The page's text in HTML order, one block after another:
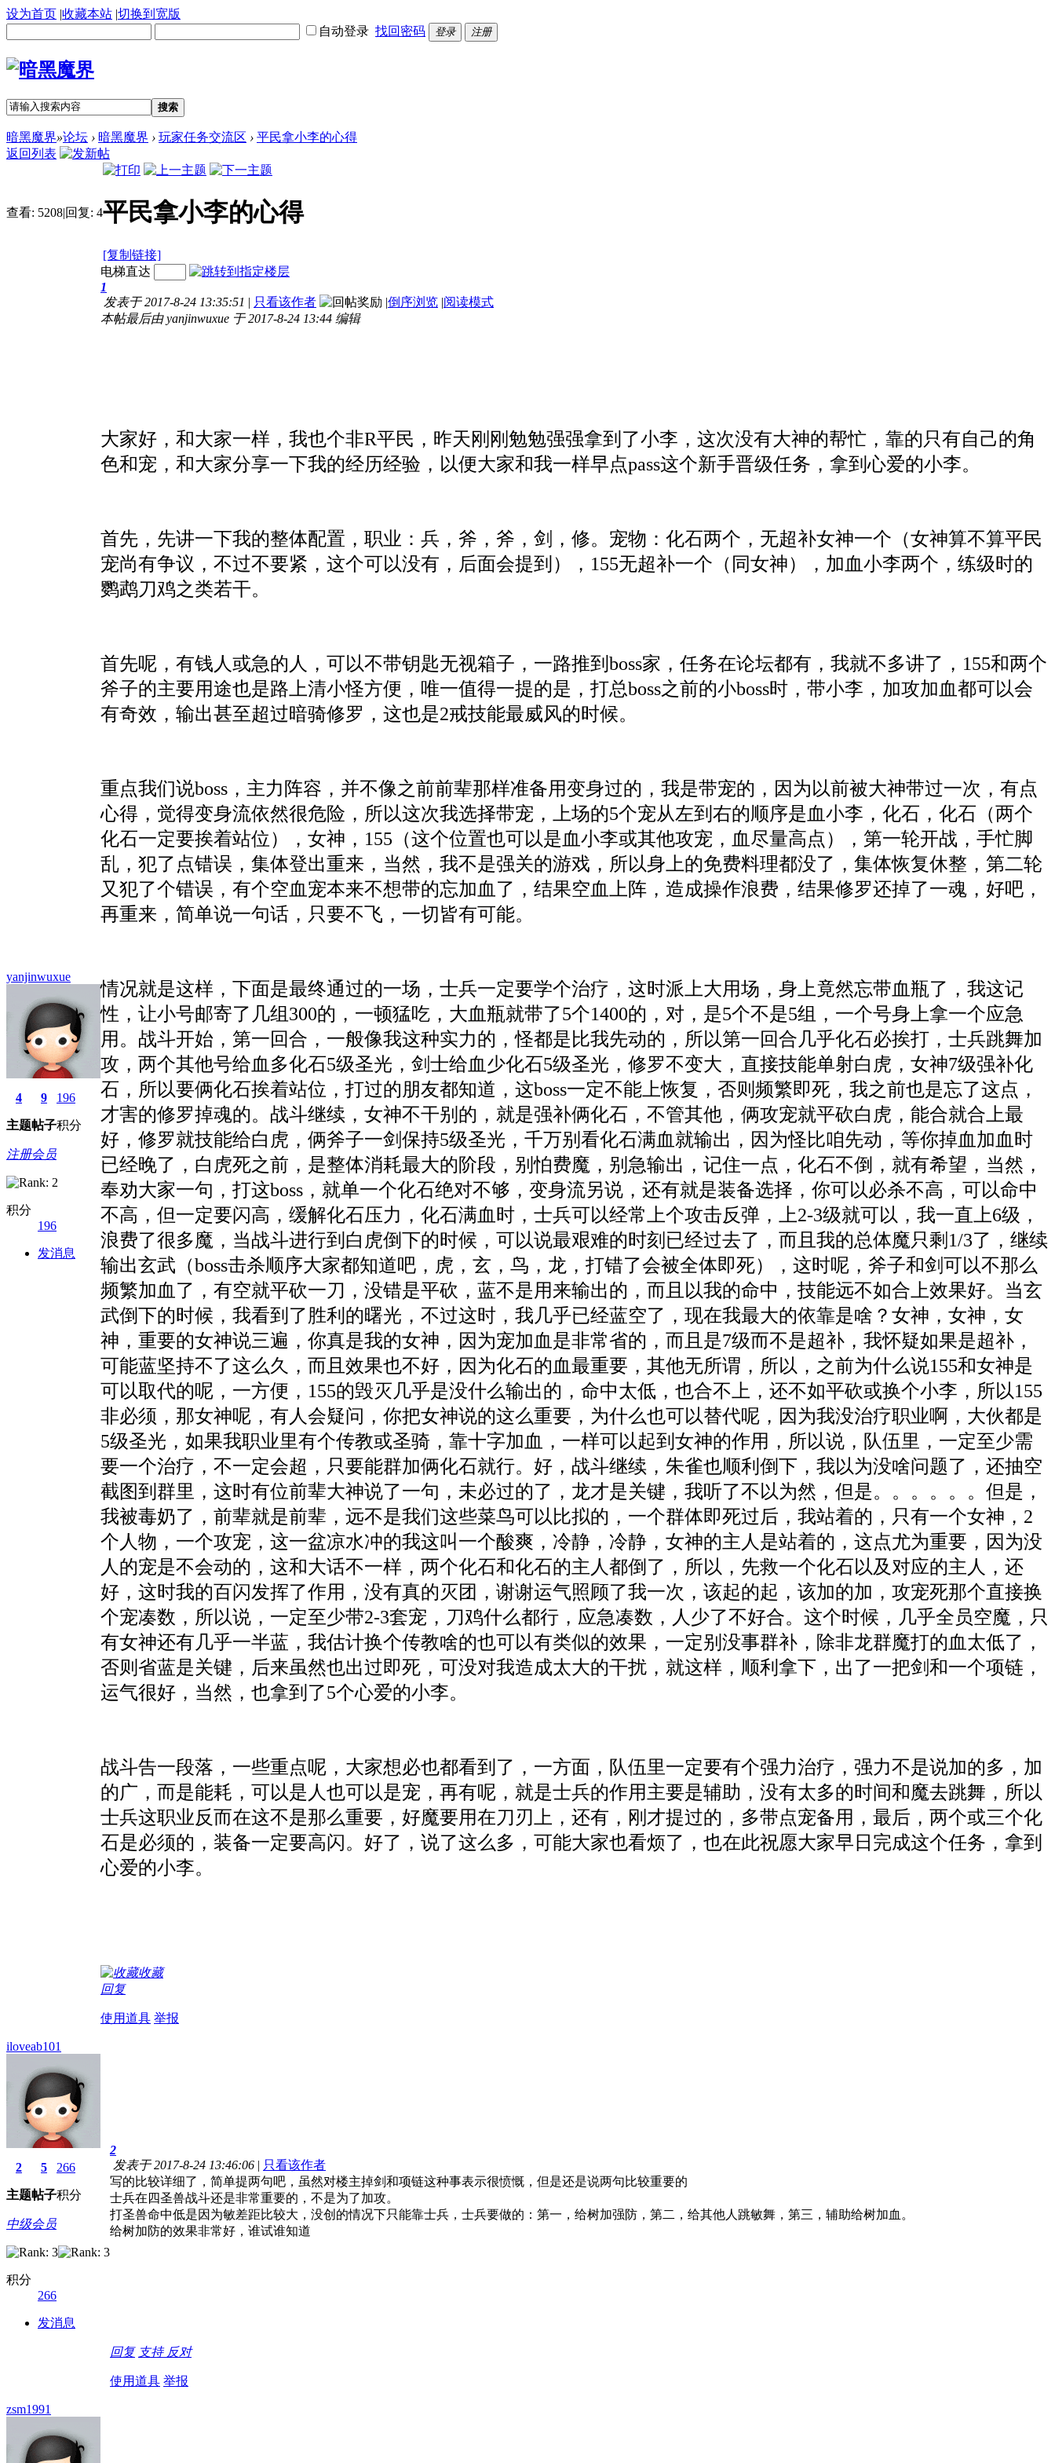
设为首页 |收藏本站 |切换到宽版
自动登录 找回密码 登录 注册
搜索
暗黑魔界»论坛 › 暗黑魔界 › 玩家任务交流区 › 平民拿小李的心得
返回列表
查看: 5208|回复: 4平民拿小李的心得
[复制链接]
yanjinwuxue
4
主题
9
帖子
196
积分
注册会员
积分
196
发消息
电梯直达
1
发表于 2017-8-24 13:35:51 | 只看该作者 |倒序浏览 |阅读模式
本帖最后由 yanjinwuxue 于 2017-8-24 13:44 编辑
大家好，和大家一样，我也个非R平民，昨天刚刚勉勉强强拿到了小李，这次没有大神的帮忙，靠的只有自己的角
色和宠，和大家分享一下我的经历经验，以便大家和我一样早点pass这个新手晋级任务，拿到心爱的小李。
首先，先讲一下我的整体配置，职业：兵，斧，斧，剑，修。宠物：化石两个，无超补女神一个（女神算不算平民
宠尚有争议，不过不要紧，这个可以没有，后面会提到），155无超补一个（同女神），加血小李两个，练级时的
鹦鹉刀鸡之类若干。
首先呢，有钱人或急的人，可以不带钥匙无视箱子，一路推到boss家，任务在论坛都有，我就不多讲了，155和两个
斧子的主要用途也是路上清小怪方便，唯一值得一提的是，打总boss之前的小boss时，带小李，加攻加血都可以会
有奇效，输出甚至超过暗骑修罗，这也是2戒技能最威风的时候。
重点我们说boss，主力阵容，并不像之前前辈那样准备用变身过的，我是带宠的，因为以前被大神带过一次，有点
心得，觉得变身流依然很危险，所以这次我选择带宠，上场的5个宠从左到右的顺序是血小李，化石，化石（两个
化石一定要挨着站位），女神，155（这个位置也可以是血小李或其他攻宠，血尽量高点），第一轮开战，手忙脚
乱，犯了点错误，集体登出重来，当然，我不是强关的游戏，所以身上的免费料理都没了，集体恢复休整，第二轮
又犯了个错误，有个空血宠本来不想带的忘加血了，结果空血上阵，造成操作浪费，结果修罗还掉了一魂，好吧，
再重来，简单说一句话，只要不飞，一切皆有可能。
情况就是这样，下面是最终通过的一场，士兵一定要学个治疗，这时派上大用场，身上竟然忘带血瓶了，我这记
性，让小号邮寄了几组300的，一顿猛吃，大血瓶就带了5个1400的，对，是5个不是5组，一个号身上拿一个应急
用。战斗开始，第一回合，一般像我这种实力的，怪都是比我先动的，所以第一回合几乎化石必挨打，士兵跳舞加
攻，两个其他号给血多化石5级圣光，剑士给血少化石5级圣光，修罗不变大，直接技能单射白虎，女神7级强补化
石，所以要俩化石挨着站位，打过的朋友都知道，这boss一定不能上恢复，否则频繁即死，我之前也是忘了这点，
才害的修罗掉魂的。战斗继续，女神不干别的，就是强补俩化石，不管其他，俩攻宠就平砍白虎，能合就合上最
好，修罗就技能给白虎，俩斧子一剑保持5级圣光，千万别看化石满血就输出，因为怪比咱先动，等你掉血加血时
已经晚了，白虎死之前，是整体消耗最大的阶段，别怕费魔，别急输出，记住一点，化石不倒，就有希望，当然，
奉劝大家一句，打这boss，就单一个化石绝对不够，变身流另说，还有就是装备选择，你可以必杀不高，可以命中
不高，但一定要闪高，缓解化石压力，化石满血时，士兵可以经常上个攻击反弹，上2-3级就可以，我一直上6级，
浪费了很多魔，当战斗进行到白虎倒下的时候，可以说最艰难的时刻已经过去了，而且我的总体魔只剩1/3了，继续
输出玄武（boss击杀顺序大家都知道吧，虎，玄，鸟，龙，打错了会被全体即死），这时呢，斧子和剑可以不那么
频繁加血了，有空就平砍一刀，没错是平砍，蓝不是用来输出的，而且以我的命中，技能远不如合上效果好。当玄
武倒下的时候，我看到了胜利的曙光，不过这时，我几乎已经蓝空了，现在我最大的依靠是啥？女神，女神，女
神，重要的女神说三遍，你真是我的女神，因为宠加血是非常省的，而且是7级而不是超补，我怀疑如果是超补，
可能蓝坚持不了这么久，而且效果也不好，因为化石的血最重要，其他无所谓，所以，之前为什么说155和女神是
可以取代的呢，一方便，155的毁灭几乎是没什么输出的，命中太低，也合不上，还不如平砍或换个小李，所以155
非必须，那女神呢，有人会疑问，你把女神说的这么重要，为什么也可以替代呢，因为我没治疗职业啊，大伙都是
5级圣光，如果我职业里有个传教或圣骑，靠十字加血，一样可以起到女神的作用，所以说，队伍里，一定至少需
要一个治疗，不一定会超，只要能群加俩化石就行。好，战斗继续，朱雀也顺利倒下，我以为没啥问题了，还抽空
截图到群里，这时有位前辈大神说了一句，未必过的了，龙才是关键，我听了不以为然，但是。。。。。。但是，
我被毒奶了，前辈就是前辈，远不是我们这些菜鸟可以比拟的，一个群体即死过后，我站着的，只有一个女神，2
个人物，一个攻宠，这一盆凉水冲的我这叫一个酸爽，冷静，冷静，女神的主人是站着的，这点尤为重要，因为没
人的宠是不会动的，这和大话不一样，两个化石和化石的主人都倒了，所以，先救一个化石以及对应的主人，还
好，这时我的百闪发挥了作用，没有真的灭团，谢谢运气照顾了我一次，该起的起，该加的加，攻宠死那个直接换
个宠凑数，所以说，一定至少带2-3套宠，刀鸡什么都行，应急凑数，人少了不好合。这个时候，几乎全员空魔，只
有女神还有几乎一半蓝，我估计换个传教啥的也可以有类似的效果，一定别没事群补，除非龙群魔打的血太低了，
否则省蓝是关键，后来虽然也出过即死，可没对我造成太大的干扰，就这样，顺利拿下，出了一把剑和一个项链，
运气很好，当然，也拿到了5个心爱的小李。
战斗告一段落，一些重点呢，大家想必也都看到了，一方面，队伍里一定要有个强力治疗，强力不是说加的多，加
的广，而是能耗，可以是人也可以是宠，再有呢，就是士兵的作用主要是辅助，没有太多的时间和魔去跳舞，所以
士兵这职业反而在这不是那么重要，好魔要用在刀刃上，还有，刚才提过的，多带点宠备用，最后，两个或三个化
石是必须的，装备一定要高闪。好了，说了这么多，可能大家也看烦了，也在此祝愿大家早日完成这个任务，拿到
心爱的小李。
收藏
回复
使用道具 举报
iloveab101
2
主题
5
帖子
266
积分
中级会员
积分
266
发消息
2
发表于 2017-8-24 13:46:06 | 只看该作者
写的比较详细了，简单提两句吧，虽然对楼主掉剑和项链这种事表示很愤慨，但是还是说两句比较重要的
士兵在四圣兽战斗还是非常重要的，不是为了加攻。
打圣兽命中低是因为敏差距比较大，没创的情况下只能靠士兵，士兵要做的：第一，给树加强防，第二，给其他人跳敏舞，第三，辅助给树加血。
给树加防的效果非常好，谁试谁知道
回复 支持 反对
使用道具 举报
zsm1991